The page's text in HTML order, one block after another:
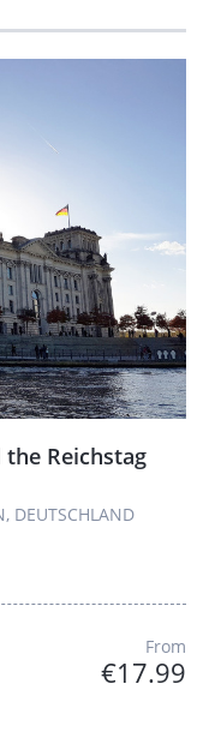
Reichstag
DEUTSCHLAND
From
€17.99